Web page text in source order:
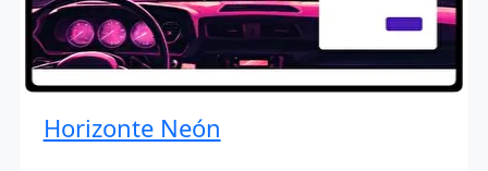
Horizonte Neón